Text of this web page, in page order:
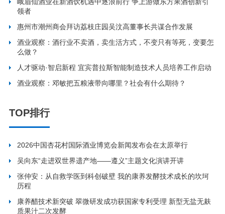
领者
惠州市潮州商会拜访荔枝庄园吴汶高董事长共谋合作发展
酒业观察：酒行业不卖酒，卖生活方式，不变只有等死，变要怎
么做？
人才驱动·智启新程 宜宾普拉斯智能制造技术人员培养工作启动
酒业观察：邓敏把五粮液带向哪里？社会有什么期待？
TOP排行
2026中国杏花村国际酒业博览会新闻发布会在太原举行
吴向东“走进双世界遗产地——遵义”主题文化演讲开讲
张仲安：从自救学医到科创破壁 我的康养发酵技术成长的坎坷
历程
康养醋技术新突破 翠微研发成功获国家专利受理 新型无盐无麸
质果汁二次发酵